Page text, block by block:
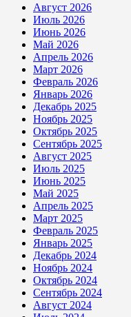
Август 2026
Июль 2026
Июнь 2026
Май 2026
Апрель 2026
Март 2026
Февраль 2026
Январь 2026
Декабрь 2025
Ноябрь 2025
Октябрь 2025
Сентябрь 2025
Август 2025
Июль 2025
Июнь 2025
Май 2025
Апрель 2025
Март 2025
Февраль 2025
Январь 2025
Декабрь 2024
Ноябрь 2024
Октябрь 2024
Сентябрь 2024
Август 2024